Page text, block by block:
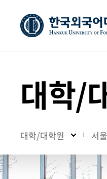
대학/
대학/대학원 서